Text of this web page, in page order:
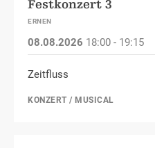
Festkonzert 3
ERNEN
08.08.2026 18:00 - 19:15
Zeitfluss
KONZERT / MUSICAL